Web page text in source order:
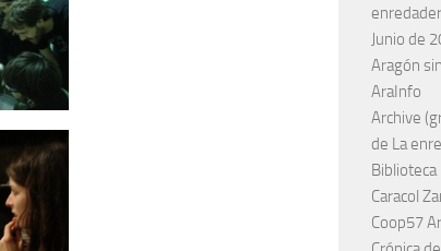
Junio de
Aragón
AraInfo
Archive
de La
Biblioteca
Caracol
Coop57